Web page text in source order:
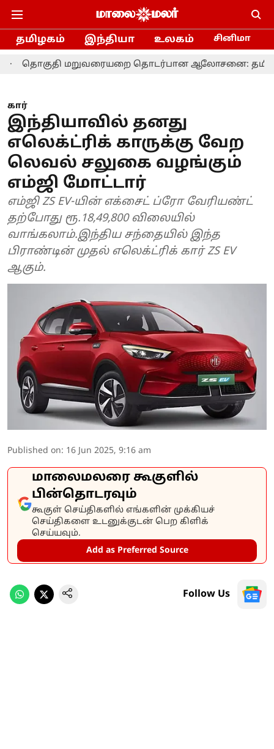
தமிழகம் இந்தியா உலகம் சினிமா
மறுவரையறை தொடர்பான ஆலோசனை: தமிழக
கார்
இந்தியாவில் தனது
எலெக்ட்ரிக் காருக்கு வேற
லெவல் சலுகை வழங்கும்
எம்ஜி மோட்டார்
எம்ஜி ZS EV-யின் எக்சைட் ப்ரோ வேரியண்ட்
தற்போது ரூ.18,49,800 விலையில்
வாங்கலாம்.இந்திய சந்தையில் இந்த
பிராண்டின் முதல் எலெக்ட்ரிக் கார் ZS EV
ஆகும்.
Published on: 16 Jun 2025, 9:16 am
மாலைமலரை கூகுளில்
பின்தொடரவும்
கூகுள் செய்திகளில் எங்களின் முக்கியச்
செய்திகளை உடனுக்குடன் பெற கிளிக்
செய்யவும்.
Add as Preferred Source
Follow Us